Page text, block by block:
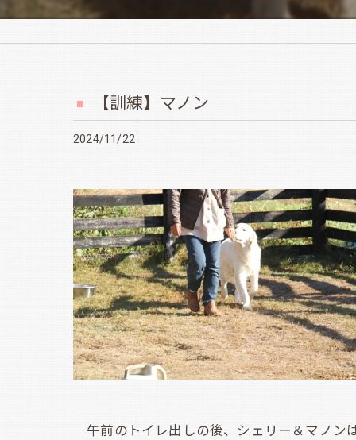
【訓練】マノン
2024/11/22
午前のトイレ出しの後、シェリー＆マノン